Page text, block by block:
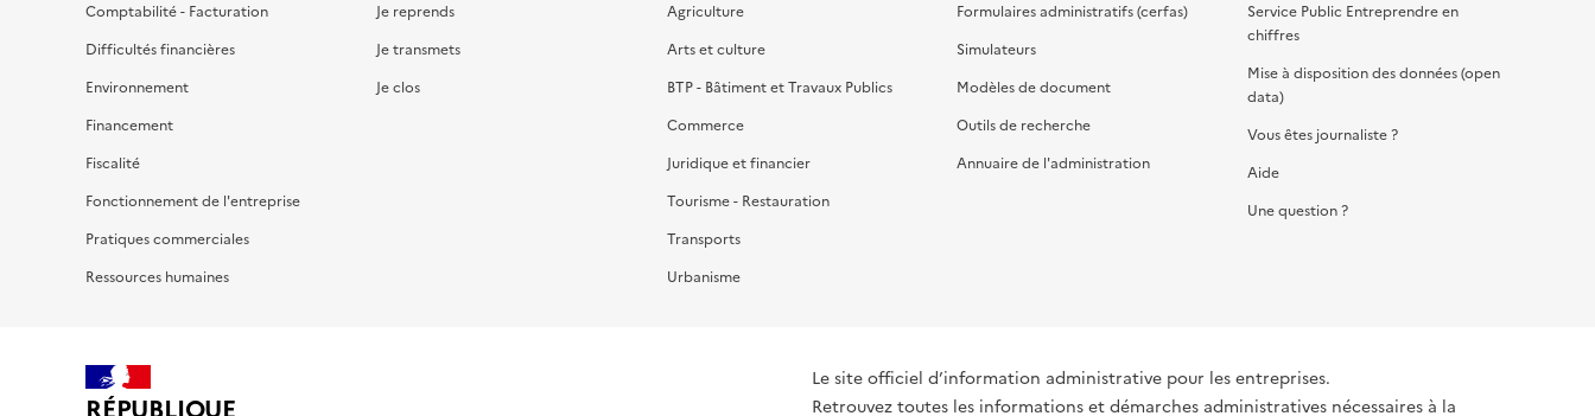
Comptabilité - Facturation
Difficultés financières
Environnement
Financement
Fiscalité
Fonctionnement de l'entreprise
Pratiques commerciales
Ressources humaines
Je reprends
Je transmets
Je clos
Agriculture
Arts et culture
BTP - Bâtiment et Travaux Publics
Commerce
Juridique et financier
Tourisme - Restauration
Transports
Urbanisme
Formulaires administratifs (cerfas)
Simulateurs
Modèles de document
Outils de recherche
Annuaire de l'administration
Service Public Entreprendre en
chiffres
Mise à disposition des données (open
data)
Vous êtes journaliste ?
Aide
Une question ?
Le site officiel d’information administrative pour les entreprises.
Retrouvez toutes les informations et démarches administratives nécessaires à la